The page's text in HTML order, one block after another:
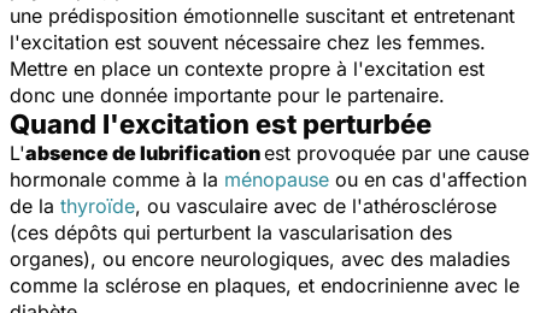
une prédisposition émotionnelle suscitant et entretenant
l'excitation est souvent nécessaire chez les femmes.
Mettre en place un contexte propre à l'excitation est
donc une donnée importante pour le partenaire.
Quand l'excitation est perturbée
L'absence de lubrificationest provoquée par une cause
hormonale comme à la ménopause ou en cas d'affection
de la thyroïde, ou vasculaire avec de l'athérosclérose
(ces dépôts qui perturbent la vascularisation des
organes), ou encore neurologiques, avec des maladies
comme la sclérose en plaques, et endocrinienne avec le